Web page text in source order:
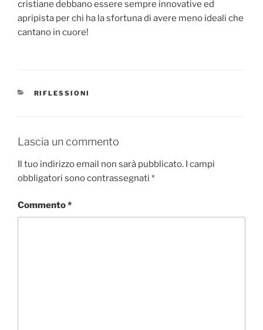
cristiane debbano essere sempre innovative ed
apripista per chi ha la sfortuna di avere meno ideali che
cantano in cuore!
CATEGORIE
RIFLESSIONI
Lascia un commento
Il tuo indirizzo email non sarà pubblicato. I campi
obbligatori sono contrassegnati *
Commento*